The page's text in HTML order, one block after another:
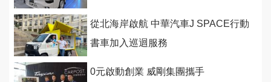
從北海岸啟航 中華汽車J SPACE行動
書車加入巡迴服務
0元啟動創業 威剛集團攜手